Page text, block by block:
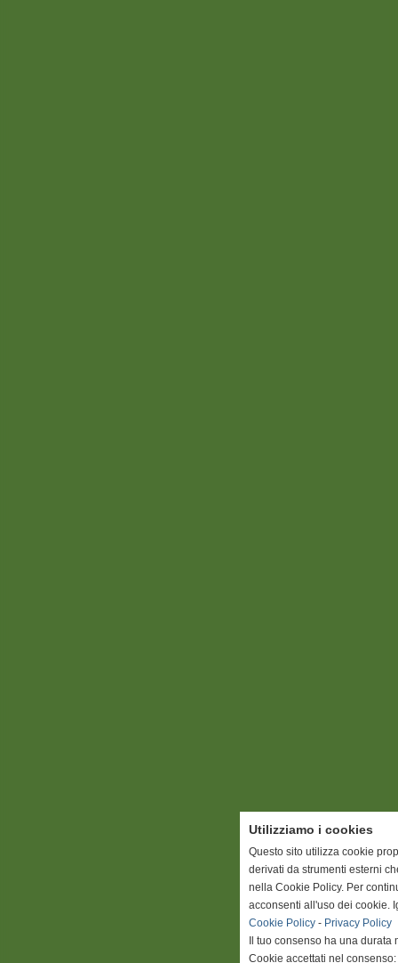
Utilizziamo i cookies
Questo sito utilizza cookie
derivati da strumenti esterni
nella Cookie Policy. Per
acconsenti all'uso dei cookie.
Cookie Policy - Privacy Policy
Il tuo consenso ha una durata
Cookie accettati nel